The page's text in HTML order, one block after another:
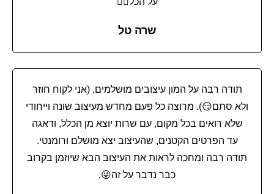
שרה טל
תודה רבה על המון עיצובים מושלמים, (אני לקוח חוזר
ולא סתם😏). מרוצה כל פעם מחדש מעיצוב שונה וייחודי
שלא רואים בכל מקום, עם שרות יוצא מן הכלל, ודאגה
עד הפרטים הקטנים, שהעיצוב יצא מושלם ורומנטי.
תודה רבה ומחכה לראות את העיצוב הבא שיוזמן בקרוב
כבר נדבר על זה😜.